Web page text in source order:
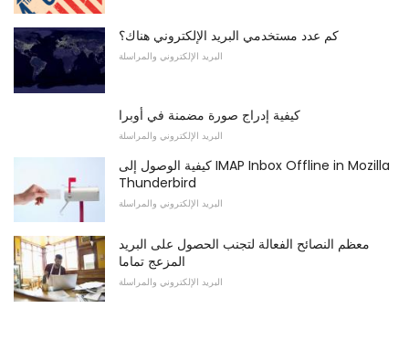
كم عدد مستخدمي البريد الإلكتروني هناك؟
البريد الإلكتروني والمراسلة
كيفية إدراج صورة مضمنة في أوبرا
البريد الإلكتروني والمراسلة
كيفية الوصول إلى IMAP Inbox Offline in Mozilla
Thunderbird
البريد الإلكتروني والمراسلة
معظم النصائح الفعالة لتجنب الحصول على البريد
المزعج تماما
البريد الإلكتروني والمراسلة